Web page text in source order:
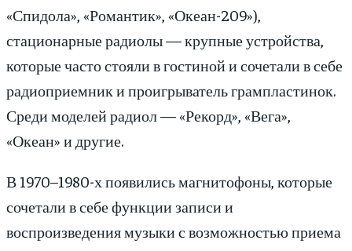
«Спидола», «Романтик», «Океан-209»),
стационарные радиолы — крупные устройства,
которые часто стояли в гостиной и сочетали в себе
радиоприемник и проигрыватель грампластинок.
Среди моделей радиол — «Рекорд», «Вега»,
«Океан» и другие.
В 1970–1980-х появились магнитофоны, которые
сочетали в себе функции записи и
воспроизведения музыки с возможностью приема